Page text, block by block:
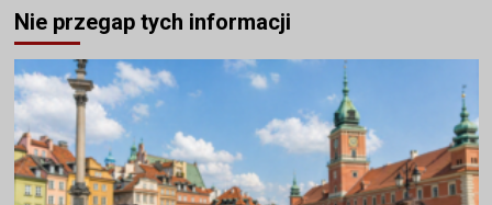
Nie przegap tych informacji